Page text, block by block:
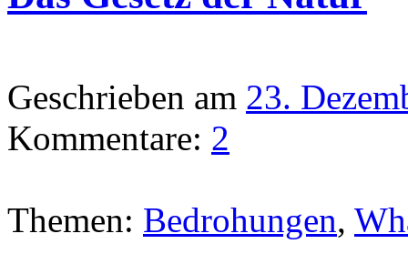
Geschrieben am 23.
Kommentare: 2
Themen: Bedrohungen,